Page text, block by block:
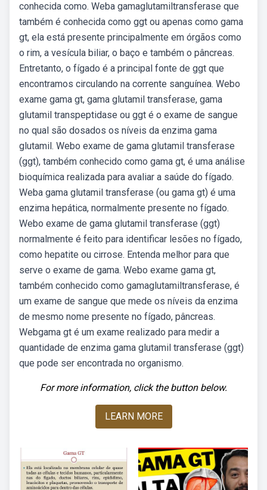
conhecida como. Weba gamaglutamiltransferase que
também é conhecida como ggt ou apenas como gama
gt, ela está presente principalmente em órgãos como
o rim, a vesícula biliar, o baço e também o pâncreas.
Entretanto, o fígado é a principal fonte de ggt que
encontramos circulando na corrente sanguínea. Webo
exame gama gt, gama glutamil transferase, gama
glutamil transpeptidase ou ggt é o exame de sangue
no qual são dosados os níveis da enzima gama
glutamil. Webo exame de gama glutamil transferase
(ggt), também conhecido como gama gt, é uma análise
bioquímica realizada para avaliar a saúde do fígado.
Weba gama glutamil transferase (ou gama gt) é uma
enzima hepática, normalmente presente no fígado.
Webo exame de gama glutamil transferase (ggt)
normalmente é feito para identificar lesões no fígado,
como hepatite ou cirrose. Entenda melhor para que
serve o exame de gama. Webo exame gama gt,
também conhecido como gamaglutamiltransferase, é
um exame de sangue que mede os níveis da enzima
de mesmo nome presente no fígado, pâncreas.
Webgama gt é um exame realizado para medir a
quantidade de enzima gama glutamil transferase (ggt)
que pode ser encontrada no organismo.
For more information, click the button below.
LEARN MORE